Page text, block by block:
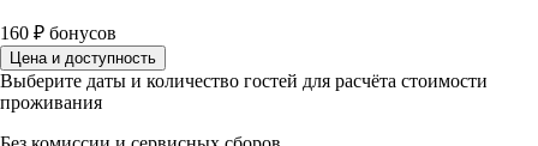
160 ₽ бонусов
Цена и доступность
Выберите даты и количество гостей для расчёта стоимости
проживания